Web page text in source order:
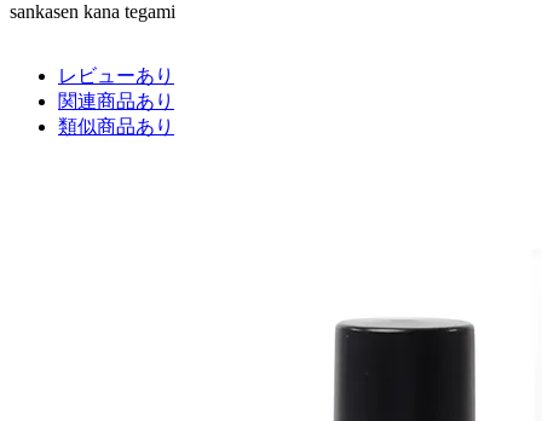
sankasen kana tegami
レビューあり
関連商品あり
類似商品あり